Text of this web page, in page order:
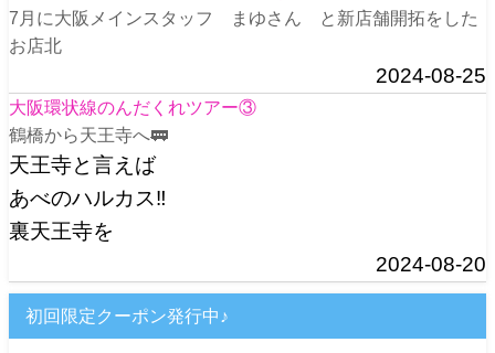
7月に大阪メインスタッフ まゆさん と新店舗開拓をした
お店北
2024-08-25
大阪環状線のんだくれツアー③
鶴橋から天王寺へ🚃
天王寺と言えば
あべのハルカス‼️
裏天王寺を
2024-08-20
初回限定クーポン発行中♪